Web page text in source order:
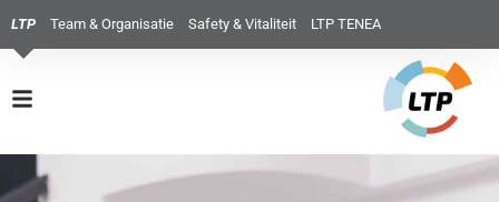
LTP Team & Organisatie Safety & Vitaliteit LTP TENEA